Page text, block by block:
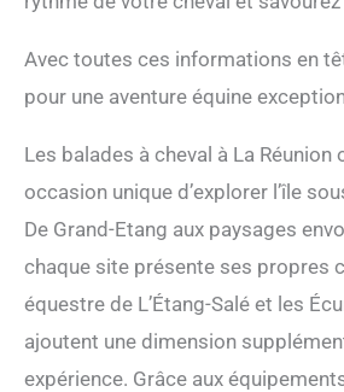
Avec toutes ces informations en
pour une aventure équine
Les balades à cheval à La Réunion
occasion unique d’explorer l’île
De Grand-Etang aux paysages
chaque site présente ses propres
équestre de L’Étang-Salé et les
ajoutent une dimension
expérience. Grâce aux